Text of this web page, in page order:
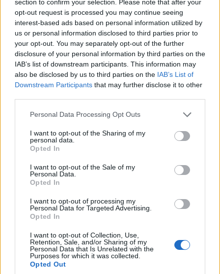
section to confirm your selection. Please note that after your
opt-out request is processed you may continue seeing
interest-based ads based on personal information utilized by
us or personal information disclosed to third parties prior to
your opt-out. You may separately opt-out of the further
disclosure of your personal information by third parties on the
IAB’s list of downstream participants. This information may
also be disclosed by us to third parties on the IAB’s List of
Downstream Participants that may further disclose it to other
Please note that this website/app uses one or more Google
not limited to your visit or usage behaviour. You may click to
grant or deny consent to Google and its third-party tags to
use your data for below specified purposes in below Google
consent section.
Personal Data Processing Opt Outs
I want to opt-out of the Sharing of my
personal data.
Opted In
I want to opt-out of the Sale of my
Personal Data.
Opted In
I want to opt-out of processing my
Personal Data for Targeted Advertising.
Opted In
I want to opt-out of Collection, Use,
Retention, Sale, and/or Sharing of my
Personal Data that Is Unrelated with the
Purposes for which it was collected.
Opted Out
ΚΟΣΜΟΣ
Πυροβολισμοί στην Ταϊλάνδη: Σκότωσε τον
παππού και τη γιαγιά του πριν ανοίξει πυρ στο
σχολείο του ο 14χρονος
7/08/2026 - 3:26μμ
Ταϊλάνδη: Νεκροί και τραυματίες από
πυροβολισμούς σε λύκειο
7/08/2026 - 9:32πμ